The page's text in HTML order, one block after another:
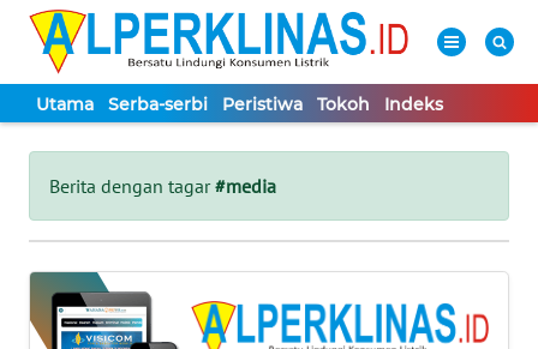
Utama Serba-serbi Peristiwa Tokoh Indeks
Berita dengan tagar#media
Tutup
UTAMA
SERBA-
SERBI